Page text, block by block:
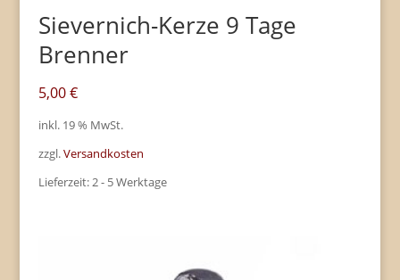
Sievernich-Kerze 9 Tage
Brenner
5,00€
inkl. 19 % MwSt.
zzgl.Versandkosten
Lieferzeit:2 - 5 Werktage